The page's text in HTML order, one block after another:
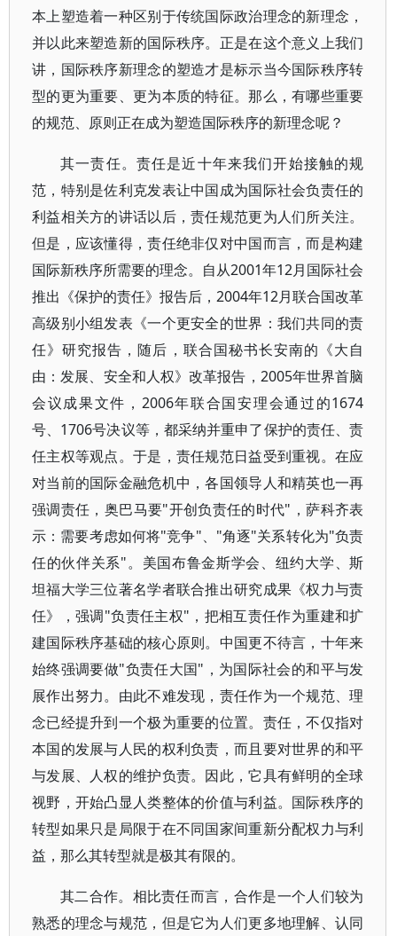
本上塑造着一种区别于传统国际政治理念的新理念，
并以此来塑造新的国际秩序。正是在这个意义上我们
讲，国际秩序新理念的塑造才是标示当今国际秩序转
型的更为重要、更为本质的特征。那么，有哪些重要
的规范、原则正在成为塑造国际秩序的新理念呢？
其一责任。责任是近十年来我们开始接触的规
范，特别是佐利克发表让中国成为国际社会负责任的
利益相关方的讲话以后，责任规范更为人们所关注。
但是，应该懂得，责任绝非仅对中国而言，而是构建
国际新秩序所需要的理念。自从2001年12月国际社会
推出《保护的责任》报告后，2004年12月联合国改革
高级别小组发表《一个更安全的世界：我们共同的责
任》研究报告，随后，联合国秘书长安南的《大自
由：发展、安全和人权》改革报告，2005年世界首脑
会议成果文件，2006年联合国安理会通过的1674
号、1706号决议等，都采纳并重申了保护的责任、责
任主权等观点。于是，责任规范日益受到重视。在应
对当前的国际金融危机中，各国领导人和精英也一再
强调责任，奥巴马要"开创负责任的时代"，萨科齐表
示：需要考虑如何将"竞争"、"角逐"关系转化为"负责
任的伙伴关系"。美国布鲁金斯学会、纽约大学、斯
坦福大学三位著名学者联合推出研究成果《权力与责
任》，强调"负责任主权"，把相互责任作为重建和扩
建国际秩序基础的核心原则。中国更不待言，十年来
始终强调要做"负责任大国"，为国际社会的和平与发
展作出努力。由此不难发现，责任作为一个规范、理
念已经提升到一个极为重要的位置。责任，不仅指对
本国的发展与人民的权利负责，而且要对世界的和平
与发展、人权的维护负责。因此，它具有鲜明的全球
视野，开始凸显人类整体的价值与利益。国际秩序的
转型如果只是局限于在不同国家间重新分配权力与利
益，那么其转型就是极其有限的。
其二合作。相比责任而言，合作是一个人们较为
熟悉的理念与规范，但是它为人们更多地理解、认同